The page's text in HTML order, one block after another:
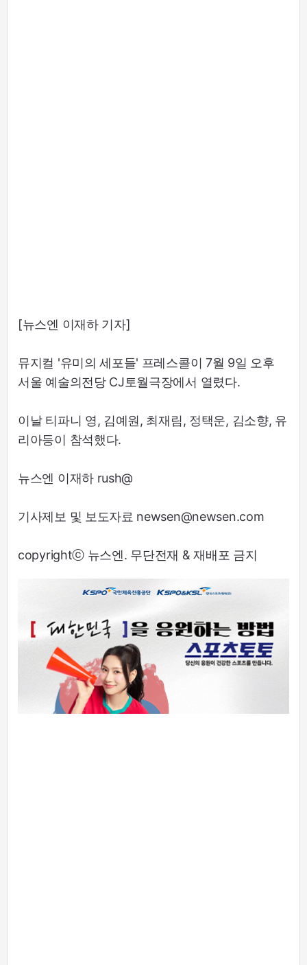
[뉴스엔 이재하 기자]
뮤지컬 '유미의 세포들' 프레스콜이 7월 9일 오후
서울 예술의전당 CJ토월극장에서 열렸다.
이날 티파니 영, 김예원, 최재림, 정택운, 김소향, 유
리아등이 참석했다.
뉴스엔 이재하 rush@
기사제보 및 보도자료 newsen@newsen.com
copyrightⓒ 뉴스엔. 무단전재 & 재배포 금지